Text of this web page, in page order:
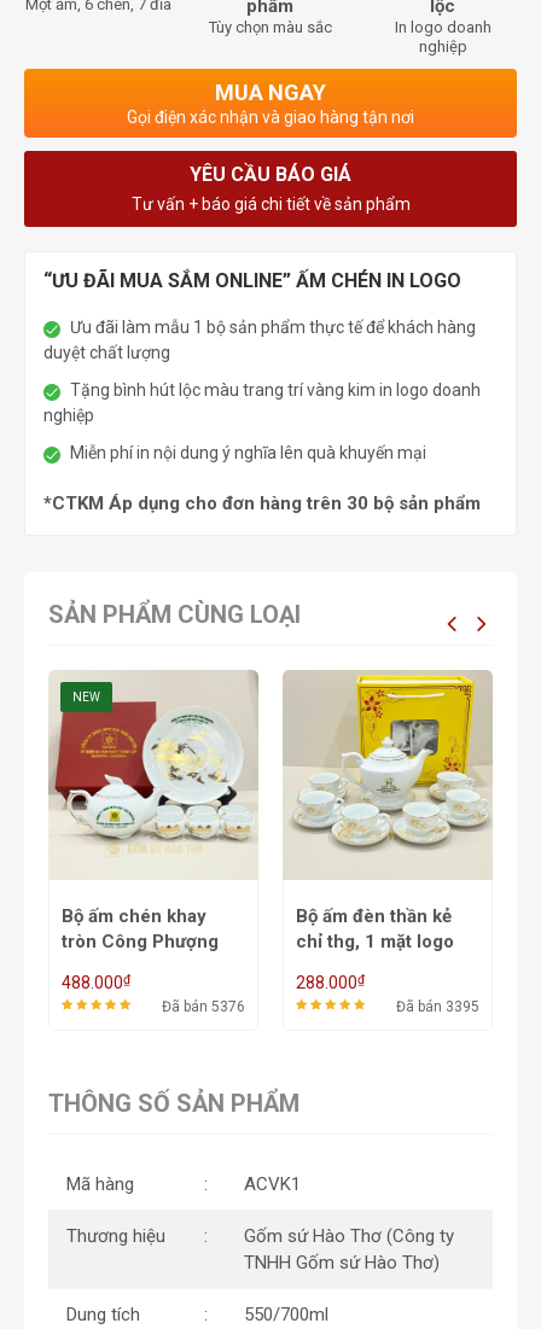
Một ấm, 6 chén, 7 đĩa
phẩm
Tùy chọn màu sắc
lộc
In logo doanh
nghiệp
MUA NGAY
Gọi điện xác nhận và giao hàng tận nơi
YÊU CẦU BÁO GIÁ
Tư vấn + báo giá chi tiết về sản phẩm
“ƯU ĐÃI MUA SẮM ONLINE” ẤM CHÉN IN LOGO
Ưu đãi làm mẫu 1 bộ sản phẩm thực tế để khách hàng
duyệt chất lượng
Tặng bình hút lộc màu trang trí vàng kim in logo doanh
nghiệp
Miễn phí in nội dung ý nghĩa lên quà khuyến mại
*CTKM Áp dụng cho đơn hàng trên 30 bộ sản phẩm
SẢN PHẨM CÙNG LOẠI
Bộ ấm đèn thần kẻ
chỉ thg, 1 mặt logo
nhũ ACVK2B -
550/700ml
288.000₫
Đã bán 3395
Bộ ấm chén dệt chỉ
VK ACVK26A - 650ml
284.000₫
Đã bán 2488
THÔNG SỐ SẢN PHẨM
Mã hàng ACVK1
Thương hiệu
Gốm sứ Hào Thơ (Công ty
TNHH Gốm sứ Hào Thơ)
Dung tích 550/700ml